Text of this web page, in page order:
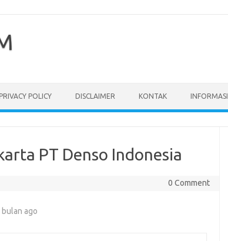
POLICY DISCLAIMER KONTAK INFORMASI
PT Denso Indonesia
0 Comment
ago